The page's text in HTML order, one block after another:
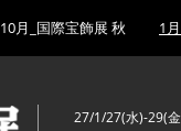
10月_国際宝飾展 秋 1
27/1/27(水)-29(